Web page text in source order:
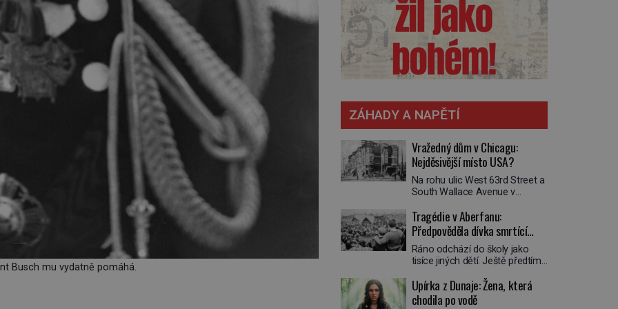
Busch mu vydatně pomáhá.
ZÁHADY A NAPĚTÍ
Vražedný dům v Chicagu:
Nejděsivější místo USA?
Na rohu ulic West 63rd Street a
South Wallace Avenue v
Nemá žádný speciální nápis ani
pamětní desku. A přesto prý
místní zaměstnanci neradi
chodí do sklepa. Právě tady
totiž sídlil sériový vrah H. H.
nejpropracovanější past na lidi
v dějinách americké
Tragédie v Aberfanu:
Předpověděla dívka smrtící
sesuv půdy?
Ráno odchází do školy jako
tisíce jiných dětí. Ještě předtím
snem. Ve škole, kterou dobře
zná, tentokrát nevidí budovu ani
Upírka z Dunaje: Žena, která
chodila po vodě